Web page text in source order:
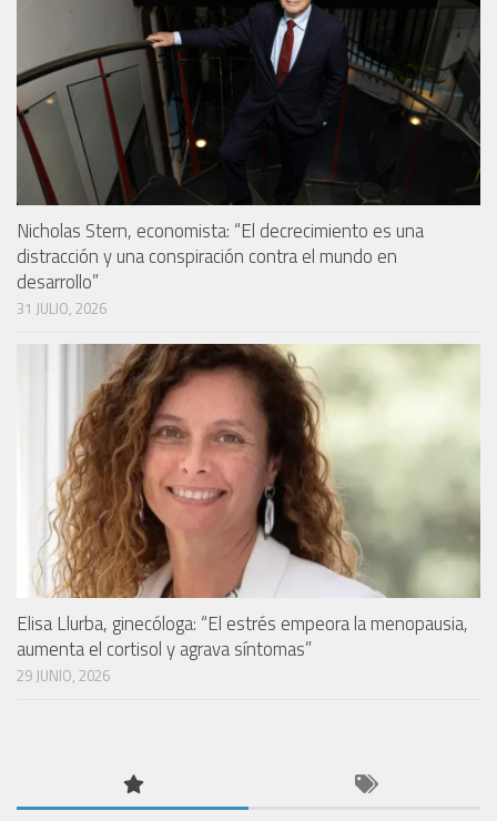
Nicholas Stern, economista: “El decrecimiento es una
distracción y una conspiración contra el mundo en
desarrollo”
31 JULIO, 2026
Elisa Llurba, ginecóloga: “El estrés empeora la menopausia,
aumenta el cortisol y agrava síntomas”
29 JUNIO, 2026